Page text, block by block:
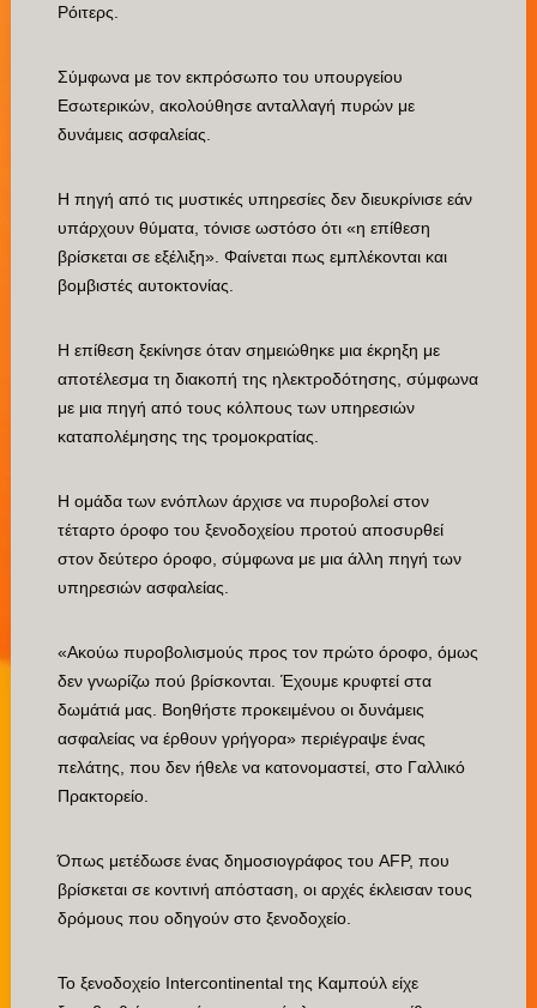
Ρόιτερς.
Σύμφωνα με τον εκπρόσωπο του υπουργείου
Εσωτερικών, ακολούθησε ανταλλαγή πυρών με
δυνάμεις ασφαλείας.
Η πηγή από τις μυστικές υπηρεσίες δεν διευκρίνισε εάν
υπάρχουν θύματα, τόνισε ωστόσο ότι «η επίθεση
βρίσκεται σε εξέλιξη». Φαίνεται πως εμπλέκονται και
βομβιστές αυτοκτονίας.
Η επίθεση ξεκίνησε όταν σημειώθηκε μια έκρηξη με
αποτέλεσμα τη διακοπή της ηλεκτροδότησης, σύμφωνα
με μια πηγή από τους κόλπους των υπηρεσιών
καταπολέμησης της τρομοκρατίας.
Η ομάδα των ενόπλων άρχισε να πυροβολεί στον
τέταρτο όροφο του ξενοδοχείου προτού αποσυρθεί
στον δεύτερο όροφο, σύμφωνα με μια άλλη πηγή των
υπηρεσιών ασφαλείας.
«Ακούω πυροβολισμούς προς τον πρώτο όροφο, όμως
δεν γνωρίζω πού βρίσκονται. Έχουμε κρυφτεί στα
δωμάτιά μας. Βοηθήστε προκειμένου οι δυνάμεις
ασφαλείας να έρθουν γρήγορα» περιέγραψε ένας
πελάτης, που δεν ήθελε να κατονομαστεί, στο Γαλλικό
Πρακτορείο.
Όπως μετέδωσε ένας δημοσιογράφος του AFP, που
βρίσκεται σε κοντινή απόσταση, οι αρχές έκλεισαν τους
δρόμους που οδηγούν στο ξενοδοχείο.
Το ξενοδοχείο Intercontinental της Καμπούλ είχε